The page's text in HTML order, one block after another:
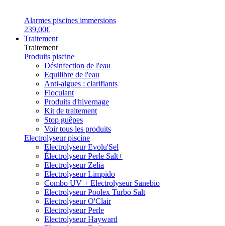
Alarmes piscines immersions
239,00€
Traitement
Traitement
Produits piscine
Désinfection de l'eau
Equilibre de l'eau
Anti-algues : clarifiants
Floculant
Produits d'hivernage
Kit de traitement
Stop guêpes
Voir tous les produits
Electrolyseur piscine
Electrolyseur Evolu'Sel
Électrolyseur Perle Salt+
Electrolyseur Zelia
Electrolyseur Limpido
Combo UV + Electrolyseur Sanebio
Electrolyseur Poolex Turbo Salt
Electrolyseur O'Clair
Electrolyseur Perle
Electrolyseur Hayward